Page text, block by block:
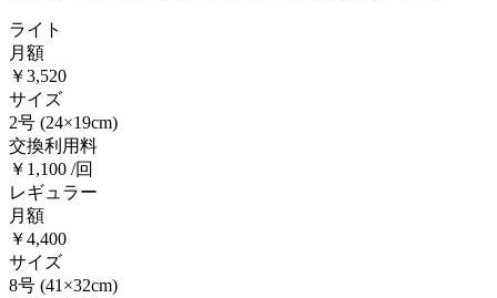
ライト
月額
￥3,520
サイズ
2号 (24×19cm)
交換利用料
￥1,100 /回
レギュラー
月額
￥4,400
サイズ
8号 (41×32cm)